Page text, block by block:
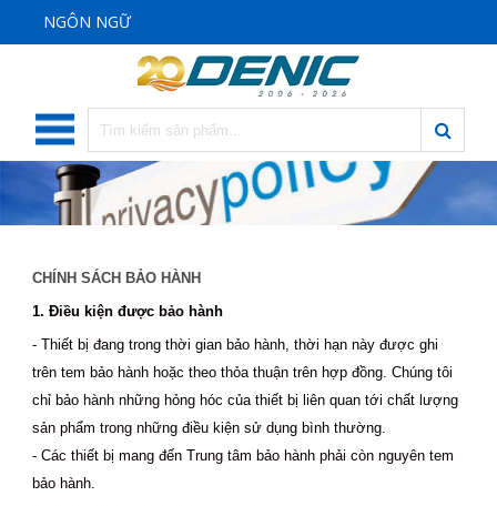
NGÔN NGỮ
CHÍNH SÁCH BẢO HÀNH
1. Điều kiện được bảo hành
- Thiết bị đang trong thời gian bảo hành, thời hạn này được ghi
trên tem bảo hành hoặc theo thỏa thuận trên hợp đồng. Chúng tôi
chỉ bảo hành những hỏng hóc của thiết bị liên quan tới chất lượng
sản phẩm trong những điều kiện sử dụng bình thường.
- Các thiết bị mang đến Trung tâm bảo hành phải còn nguyên tem
bảo hành.